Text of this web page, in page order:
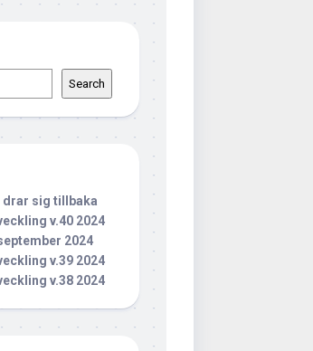
Search
sig tillbaka
v.40 2024
2024
v.39 2024
v.38 2024